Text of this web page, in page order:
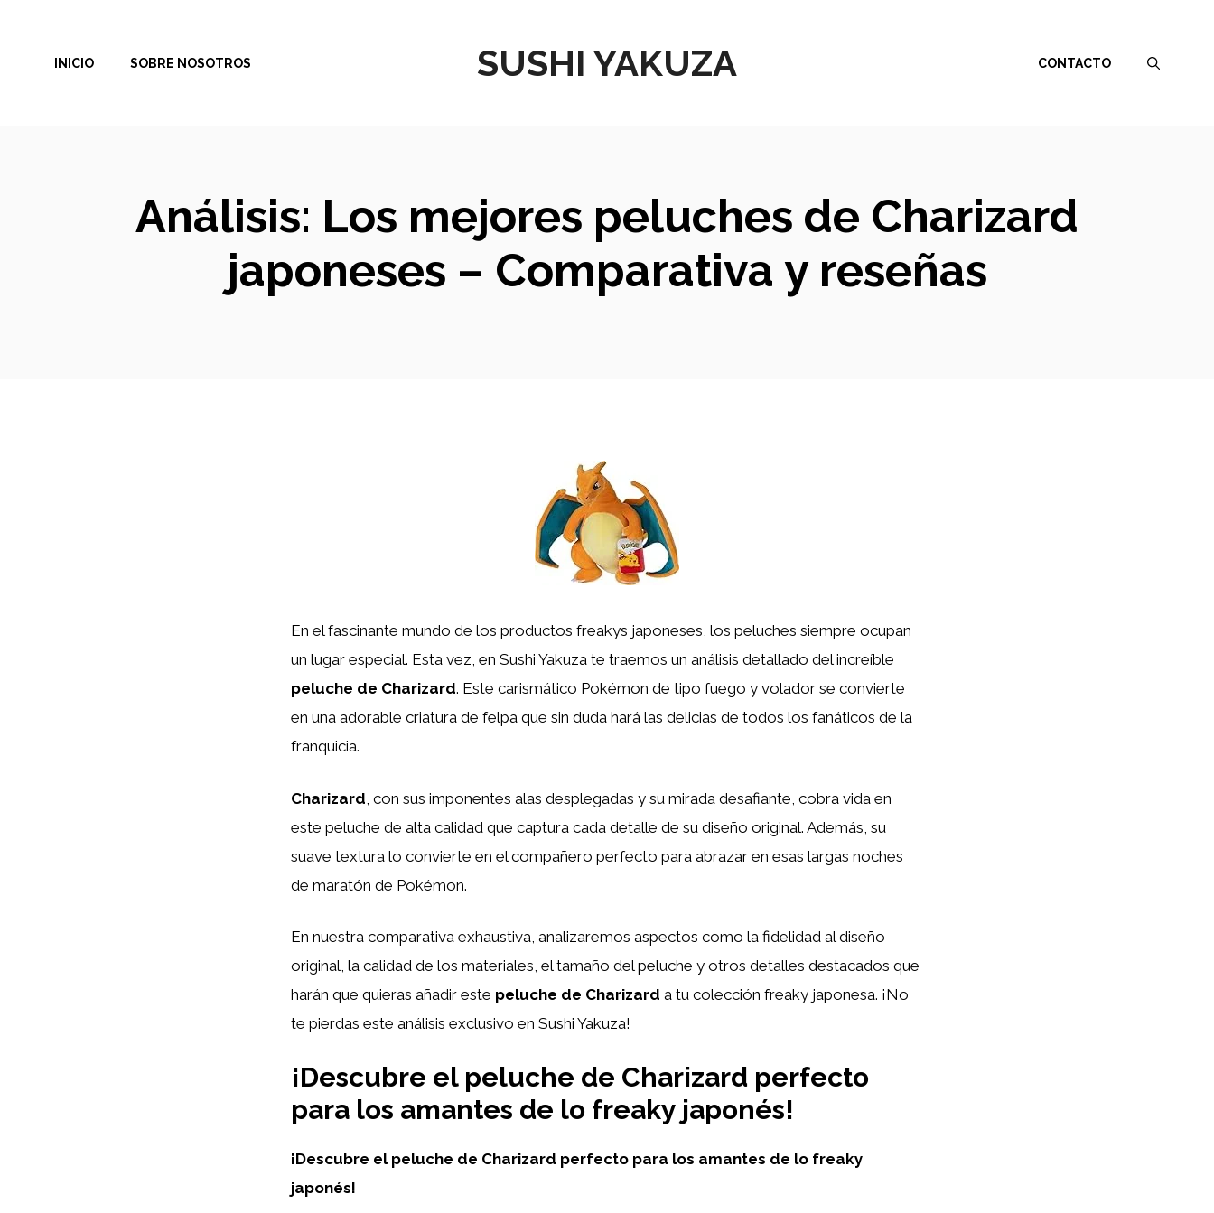
contenido
SUSHI YAKUZA
INICIO SOBRE NOSOTROS CONTACTO
Análisis: Los mejores peluches de Charizard
japoneses – Comparativa y reseñas
En el fascinante mundo de los productos freakys japoneses, los peluches siempre ocupan
un lugar especial. Esta vez, en Sushi Yakuza te traemos un análisis detallado del increíble
peluche de Charizard. Este carismático Pokémon de tipo fuego y volador se convierte
en una adorable criatura de felpa que sin duda hará las delicias de todos los fanáticos de la
franquicia.
Charizard , con sus imponentes alas desplegadas y su mirada desafiante, cobra vida en
este peluche de alta calidad que captura cada detalle de su diseño original. Además, su
suave textura lo convierte en el compañero perfecto para abrazar en esas largas noches
de maratón de Pokémon.
En nuestra comparativa exhaustiva, analizaremos aspectos como la fidelidad al diseño
original, la calidad de los materiales, el tamaño del peluche y otros detalles destacados que
harán que quieras añadir este peluche de Charizard a tu colección freaky japonesa. ¡No
te pierdas este análisis exclusivo en Sushi Yakuza!
¡Descubre el peluche de Charizard perfecto
para los amantes de lo freaky japonés!
¡Descubre el peluche de Charizard perfecto para los amantes de lo freaky
japonés!